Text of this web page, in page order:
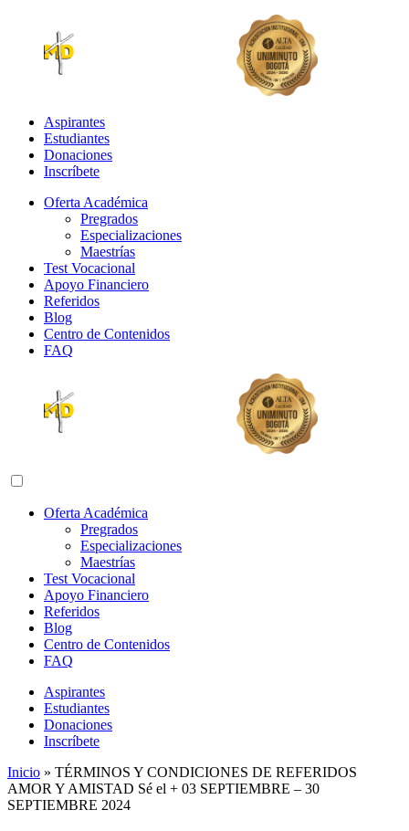
Aspirantes
Estudiantes
Donaciones
Inscríbete
Oferta Académica
Pregrados
Especializaciones
Maestrías
Test Vocacional
Apoyo Financiero
Referidos
Blog
Centro de Contenidos
FAQ
Abrir menú de navegación
Oferta Académica
Pregrados
Especializaciones
Maestrías
Test Vocacional
Apoyo Financiero
Referidos
Blog
Centro de Contenidos
FAQ
Aspirantes
Estudiantes
Donaciones
Inscríbete
Inicio » TÉRMINOS Y CONDICIONES DE REFERIDOS
AMOR Y AMISTAD Sé el + 03 SEPTIEMBRE – 30
SEPTIEMBRE 2024